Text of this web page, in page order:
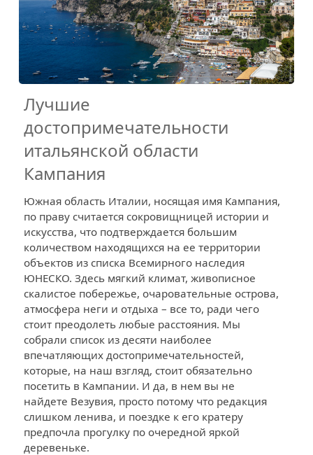
Лучшие
достопримечательности
итальянской области
Кампания
Южная область Италии, носящая имя Кампания,
по праву считается сокровищницей истории и
искусства, что подтверждается большим
количеством находящихся на ее территории
объектов из списка Всемирного наследия
ЮНЕСКО. Здесь мягкий климат, живописное
скалистое побережье, очаровательные острова,
атмосфера неги и отдыха – все то, ради чего
стоит преодолеть любые расстояния. Мы
собрали список из десяти наиболее
впечатляющих достопримечательностей,
которые, на наш взгляд, стоит обязательно
посетить в Кампании. И да, в нем вы не
найдете Везувия, просто потому что редакция
слишком ленива, и поездке к его кратеру
предпочла прогулку по очередной яркой
деревеньке.